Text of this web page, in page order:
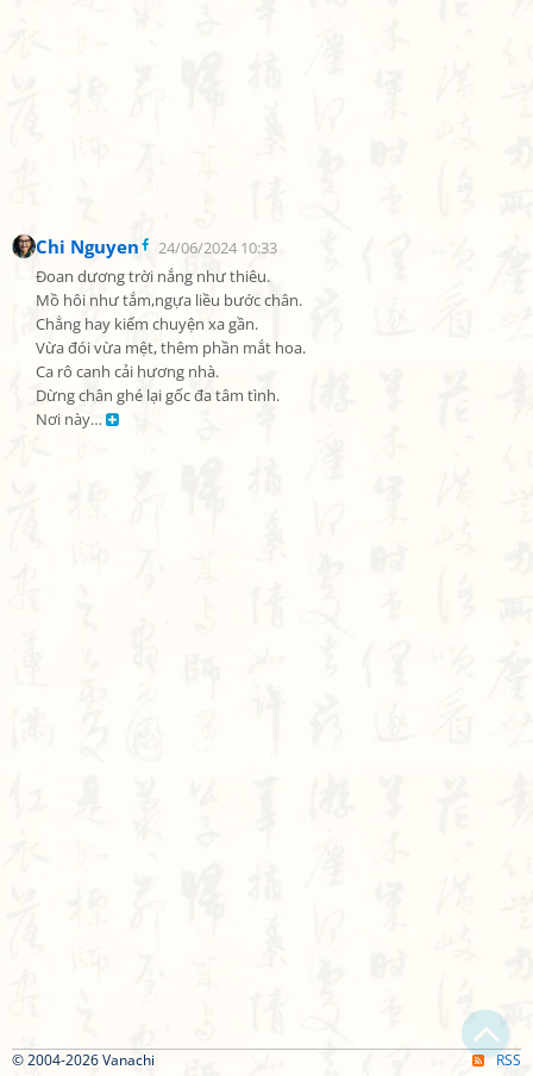
Chi Nguyen
24/06/2024 10:33
Đoan dương trời nắng như thiêu.
Mồ hôi như tắm,ngựa liều bước chân.
Chẳng hay kiếm chuyện xa gần.
Vừa đói vừa mệt, thêm phần mắt hoa.
Ca rô canh cải hương nhà.
Dừng chân ghé lại gốc đa tâm tình.
Nơi này…
© 2004-2026 Vanachi RSS